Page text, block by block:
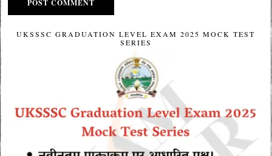
UKSSSC GRADUATION LEVEL EXAM 2025 MOCK TEST
SERIES